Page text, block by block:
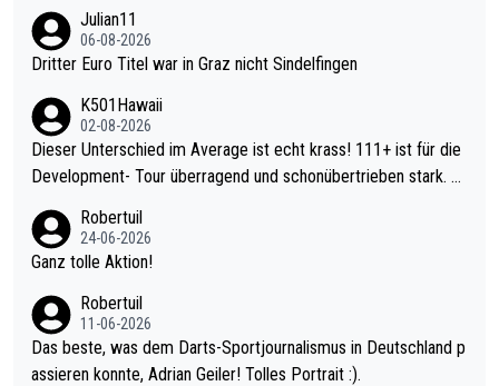
Julian11
06-08-2026
Dritter Euro Titel war in Graz nicht Sindelfingen
K501Hawaii
02-08-2026
Dieser Unterschied im Average ist echt krass! 111+ ist für die
Development- Tour überragend und schonübertrieben stark. U
mal 40+ erst recht. Da gewinnst keinen Blumentopf - ist ja noc
h krasser wie ein Pokalspiel eines Kreisligisten vs einem Bund
Robertuil
24-06-2026
Ganz tolle Aktion!
Robertuil
11-06-2026
Das beste, was dem Darts-Sportjournalismus in Deutschland p
assieren konnte, Adrian Geiler! Tolles Portrait :).